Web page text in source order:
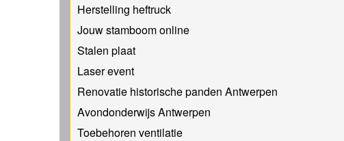
Herstelling heftruck
Jouw stamboom online
Stalen plaat
Laser event
Renovatie historische panden Antwerpen
Avondonderwijs Antwerpen
Toebehoren ventilatie